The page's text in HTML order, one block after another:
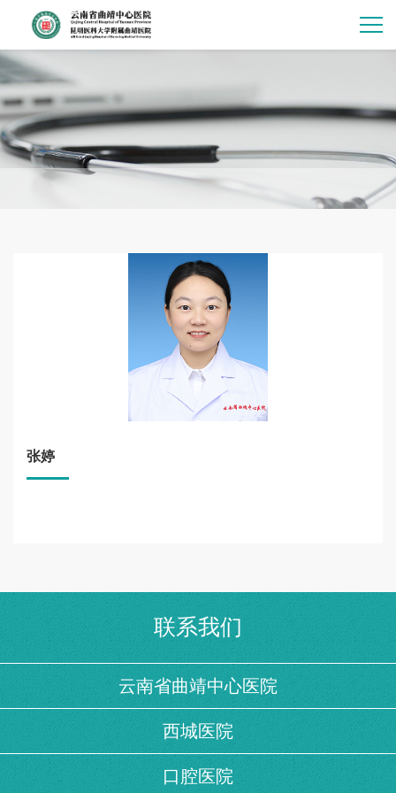
张婷
联系我们
云南省曲靖中心医院
西城医院
口腔医院